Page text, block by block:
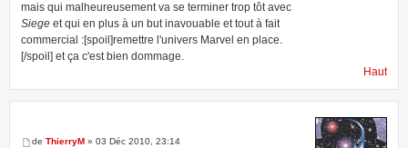
mais qui malheureusement va se terminer trop tôt avec
Siege et qui en plus à un but inavouable et tout à fait
commercial :[spoil]remettre l'univers Marvel en place.
[/spoil] et ça c'est bien dommage.
Haut
de ThierryM » 03 Déc 2010, 23:14